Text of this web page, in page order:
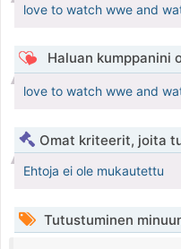
love to watch wwe and
Haluan kumppanini
love to watch wwe and
Omat kriteerit, joita
Ehtoja ei ole mukautettu
Tutustuminen